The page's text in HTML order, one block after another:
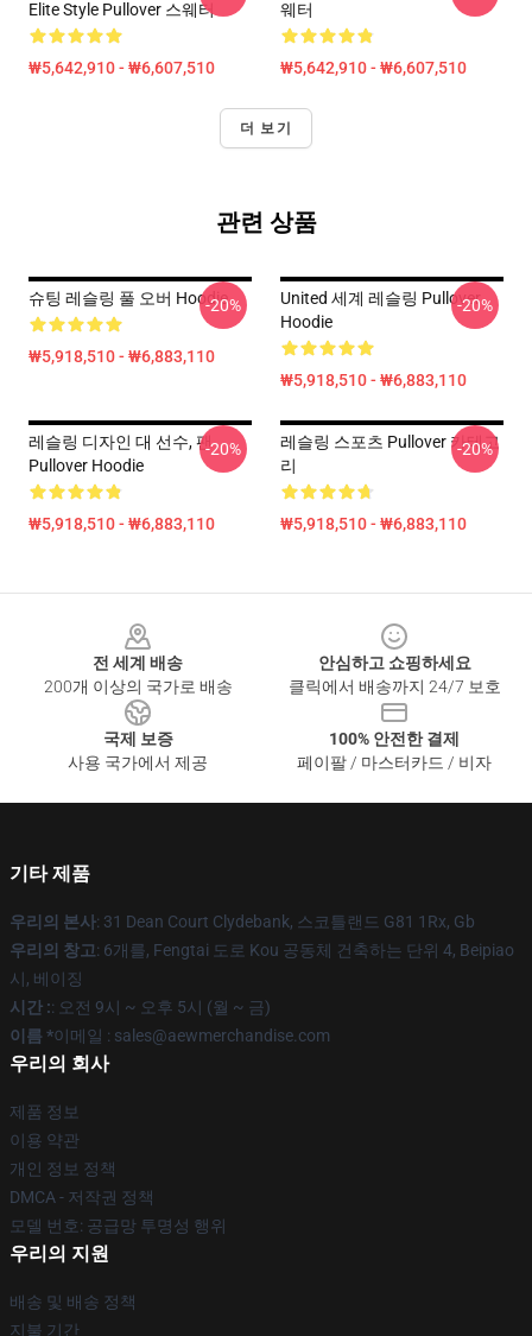
Elite Style Pullover 스웨터
₩5,642,910 - ₩6,607,510
웨터
₩5,642,910 - ₩6,607,510
더 보기
관련 상품
슈팅 레슬링 풀 오버 Hoodie
₩5,918,510 - ₩6,883,110
-20%
United 세계 레슬링 Pullover
Hoodie
₩5,918,510 - ₩6,883,110
-20%
레슬링 디자인 대 선수, 팬
Pullover Hoodie
₩5,918,510 - ₩6,883,110
-20%
레슬링 스포츠 Pullover 카테고
리
₩5,918,510 - ₩6,883,110
-20%
전 세계 배송
200개 이상의 국가로 배송
안심하고 쇼핑하세요
클릭에서 배송까지 24/7 보호
국제 보증
사용 국가에서 제공
100% 안전한 결제
페이팔 / 마스터카드 / 비자
기타 제품
우리의 본사: 31 Dean Court Clydebank, 스코틀랜드 G81 1Rx, Gb
우리의 창고: 6개를, Fengtai 도로 Kou 공동체 건축하는 단위 4, Beipiao
시, 베이징
시간 :: 오전 9시 ~ 오후 5시 (월 ~ 금)
이름 *이메일 : sales@aewmerchandise.com
우리의 회사
제품 정보
이용 약관
개인 정보 정책
DMCA - 저작권 정책
모델 번호: 공급망 투명성 행위
우리의 지원
배송 및 배송 정책
지불 기간